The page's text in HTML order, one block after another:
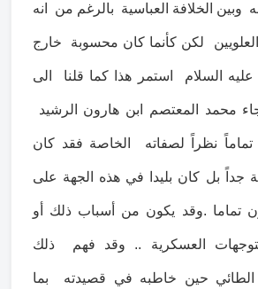
وبين الخلافة العباسية بالرغم من انه
لكن كأنما كان محسوبة خارج
عليه السلام استمر هذا كما قلنا الى
سنة ٢١٨ جاء محمد المعتصم ابن هارون الرشيد
تماماً نظراً لصفاته الخاصة فقد كان
جداً بل كان بليدا في هذه الجهة على
تماما .وقد يكون من أسباب ذلك أو
العسكرية .. وقد فهم ذلك
الطائي حين خاطبه في قصيدته بما